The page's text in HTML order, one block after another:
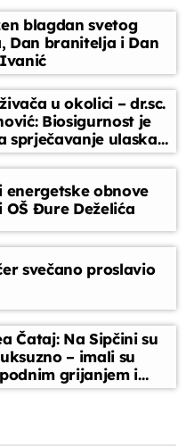
u 9,00 (do 5
tjedan
trenutke
blagdan svetog
Dan branitelja i Dan
u okolici – dr.sc.
Biosigurnost je
sprječavanje ulaska
energetske obnove
Đure Deželića
svečano proslavio
Čataj: Na Sipčini su
– imali su
grijanjem i